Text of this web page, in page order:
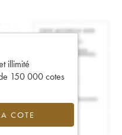
illimité
150 000 cotes
COTE